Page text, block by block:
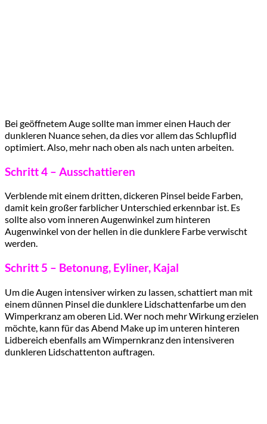
Bei geöffnetem Auge sollte man immer einen Hauch der
dunkleren Nuance sehen, da dies vor allem das Schlupflid
optimiert. Also, mehr nach oben als nach unten arbeiten.
Schritt 4 – Ausschattieren
Verblende mit einem dritten, dickeren Pinsel beide Farben,
damit kein großer farblicher Unterschied erkennbar ist. Es
sollte also vom inneren Augenwinkel zum hinteren
Augenwinkel von der hellen in die dunklere Farbe verwischt
werden.
Schritt 5 – Betonung, Eyliner, Kajal
Um die Augen intensiver wirken zu lassen, schattiert man mit
einem dünnen Pinsel die dunklere Lidschattenfarbe um den
Wimperkranz am oberen Lid. Wer noch mehr Wirkung erzielen
möchte, kann für das Abend Make up im unteren hinteren
Lidbereich ebenfalls am Wimpernkranz den intensiveren
dunkleren Lidschattenton auftragen.